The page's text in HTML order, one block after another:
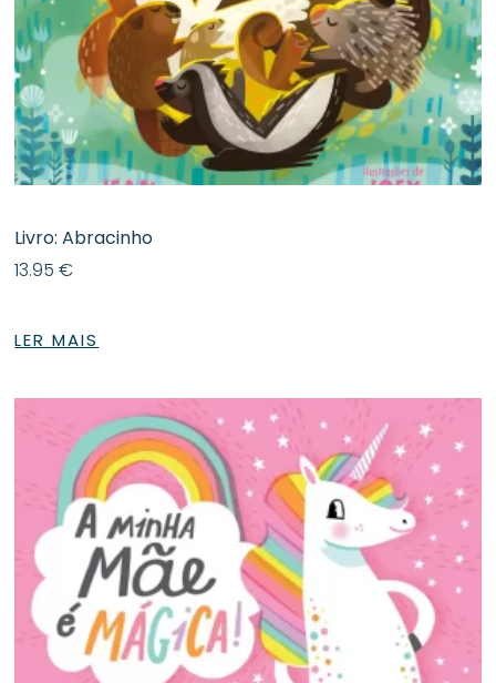
Livro: Abracinho
13.95€
LER MAIS